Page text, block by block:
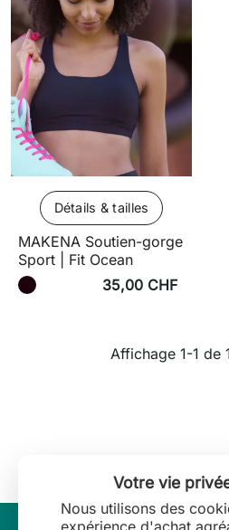
Détails & tailles
MAKENA Soutien-gorge
Sport | Fit Ocean
35,00 CHF
Affichage 1-1 de
Votre vie
Nous utilisons des
expérience d'achat